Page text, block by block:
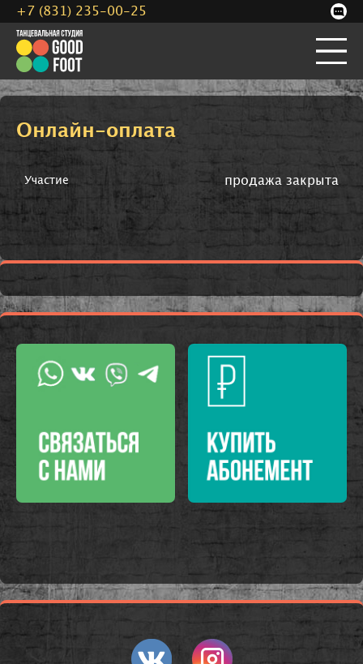
Онлайн-оплата
Участие продажа закрыта
+7 (831) 235-00-25